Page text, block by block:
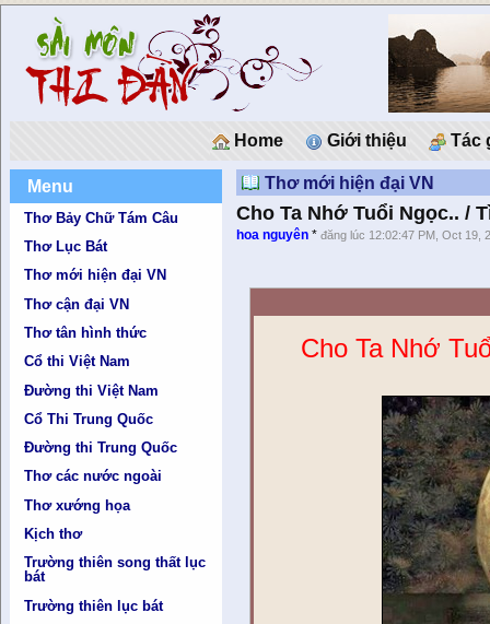
Home Giới thiệu Tác
Menu
Thơ Bảy Chữ Tám Câu
Thơ Lục Bát
Thơ mới hiện đại VN
Thơ cận đại VN
Thơ tân hình thức
Cổ thi Việt Nam
Đường thi Việt Nam
Cổ Thi Trung Quốc
Đường thi Trung Quốc
Thơ các nước ngoài
Thơ xướng họa
Kịch thơ
Trường thiên song thất lục
bát
Trường thiên lục bát
Thơ mới hiện đại VN
Cho Ta Nhớ Tuổi Ngọc.. /
hoa nguyên *đăng lúc 12:02:47 PM, Oct 19,
Cho Ta Nhớ